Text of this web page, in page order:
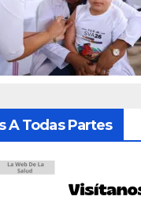
A Todas Partes